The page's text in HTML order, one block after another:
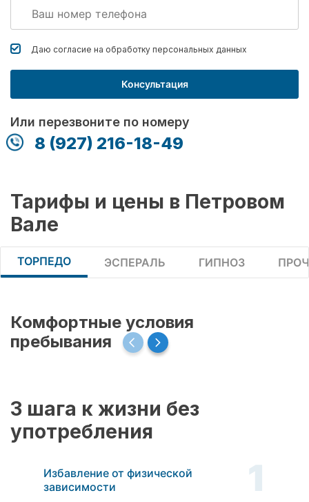
Даю согласие на обработку персональных данных
Консультация
Или перезвоните по номеру
8 (927) 216-18-49
Тарифы и цены в Петровом
Вале
ТОРПЕДО ЭСПЕРАЛЬ ГИПНОЗ
Комфортные условия
пребывания
3 шага к жизни без
употребления
Избавление от физической
зависимости
1